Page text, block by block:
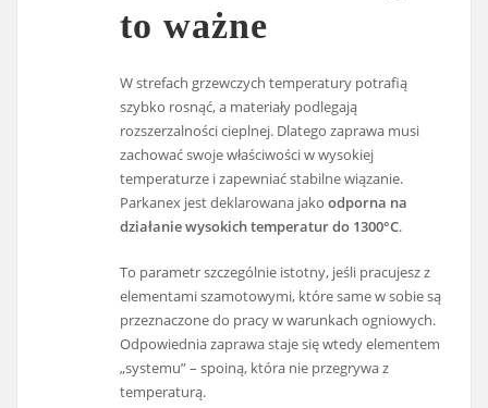
to ważne
W strefach grzewczych temperatury potrafią
szybko rosnąć, a materiały podlegają
rozszerzalności cieplnej. Dlatego zaprawa musi
zachować swoje właściwości w wysokiej
temperaturze i zapewniać stabilne wiązanie.
Parkanex jest deklarowana jakoodporna na
działanie wysokich temperatur do 1300°C.
To parametr szczególnie istotny, jeśli pracujesz z
elementami szamotowymi, które same w sobie są
przeznaczone do pracy w warunkach ogniowych.
Odpowiednia zaprawa staje się wtedy elementem
„systemu” – spoiną, która nie przegrywa z
temperaturą.